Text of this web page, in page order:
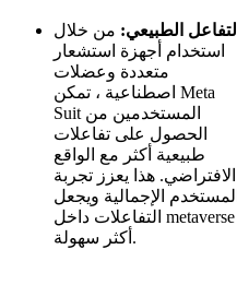
التفاعل الطبيعي: من خلال
استخدام أجهزة استشعار
متعددة وعضلات
اصطناعية ، تمكن Meta
Suit المستخدمين من
الحصول على تفاعلات
طبيعية أكثر مع الواقع
الافتراضي. هذا يعزز تجربة
المستخدم الإجمالية ويجعل
التفاعلات داخل metaverse
أكثر سهولة.